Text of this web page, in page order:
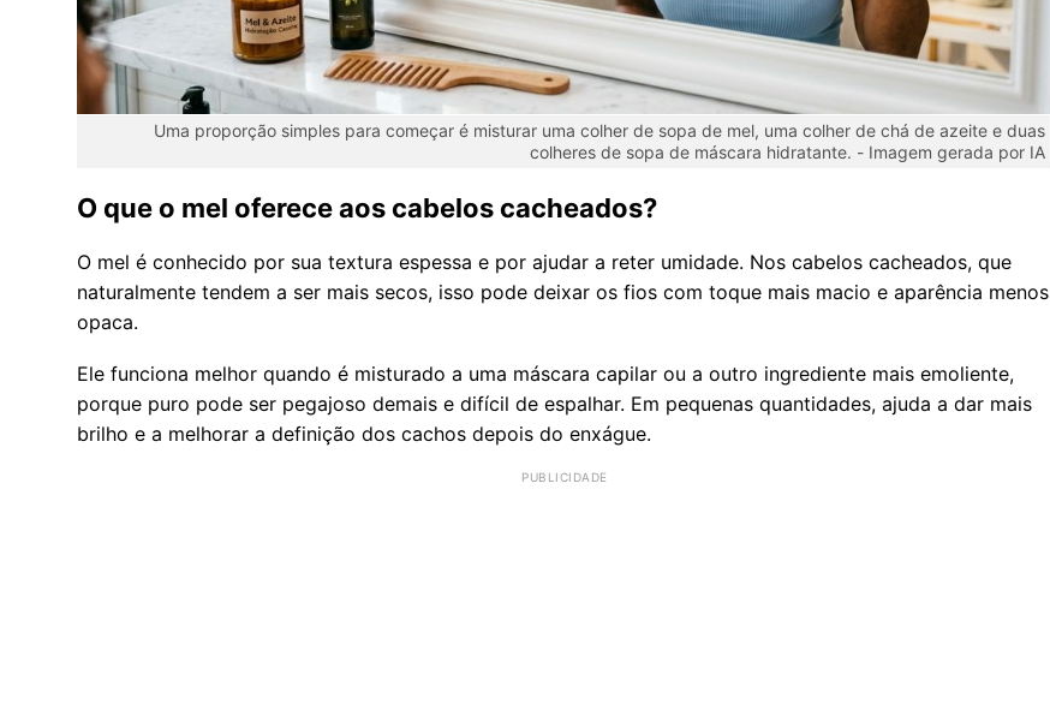
Uma proporção simples para começar é misturar uma colher de sopa de mel, uma colher de chá de azeite e duas
colheres de sopa de máscara hidratante. - Imagem gerada por IA
O que o mel oferece aos cabelos cacheados?
O mel é conhecido por sua textura espessa e por ajudar a reter umidade. Nos cabelos cacheados, que
naturalmente tendem a ser mais secos, isso pode deixar os fios com toque mais macio e aparência menos
opaca.
Ele funciona melhor quando é misturado a uma máscara capilar ou a outro ingrediente mais emoliente,
porque puro pode ser pegajoso demais e difícil de espalhar. Em pequenas quantidades, ajuda a dar mais
brilho e a melhorar a definição dos cachos depois do enxágue.